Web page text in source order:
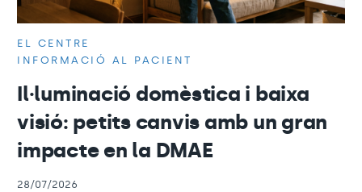
EL CENTRE
INFORMACIÓ AL PACIENT
Il·luminació domèstica i baixa
visió: petits canvis amb un gran
impacte en la DMAE
28/07/2026